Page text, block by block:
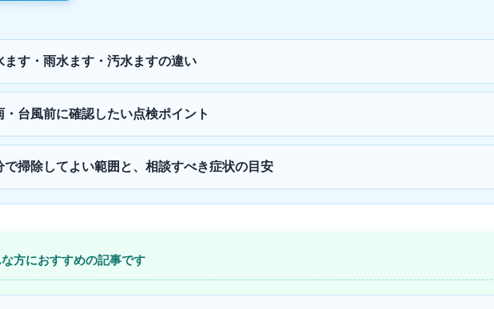
ます・雨水ます・汚水ますの違い
・台風前に確認したい点検ポイント
で掃除してよい範囲と、相談すべき症状の目安
方におすすめの記事です